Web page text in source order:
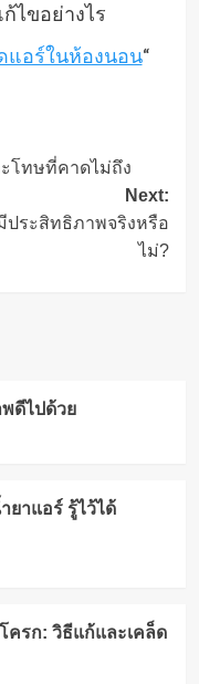
ไขอย่างไร
แอร์ในห้องนอน“
โทษที่คาดไม่ถึง
Next:
ระสิทธิภาพจริงหรือ
ไม่?
ดีไปด้วย
ยาแอร์ รู้ไว้ได้
รก: วิธีแก้และเคล็ด